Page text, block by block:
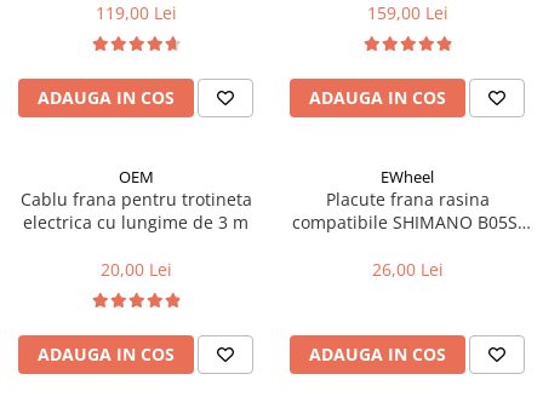
Cricuri bicicleta
Suport bicicleta
Computer bicicleta
Frana bicicleta
Discuri frana bicicleta
Frane pe disc
Frane pe janta
Roti bicicleta
Butuci
Butoane si conectori
Kit controller si display
Cabluri si mufe
Convertor
Componente franare
Cabluri de frana
Frane hidraulice
119,00 Lei
ADAUGA IN COS
159,00 Lei
ADAUGA IN COS
OEM
Cablu frana pentru trotineta
electrica cu lungime de 3 m
20,00 Lei
ADAUGA IN COS
EWheel
Placute frana rasina
compatibile SHIMANO B05S-
2025)
26,00 Lei
ADAUGA IN COS